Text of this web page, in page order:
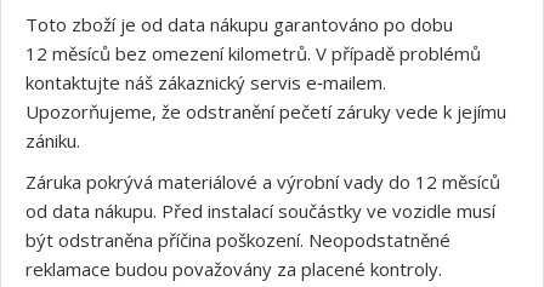
Toto zboží je od data nákupu garantováno po dobu
12 měsíců bez omezení kilometrů. V případě problémů
kontaktujte náš zákaznický servis e‑mailem.
Upozorňujeme, že odstranění pečetí záruky vede k jejímu
zániku.
Záruka pokrývá materiálové a výrobní vady do 12 měsíců
od data nákupu. Před instalací součástky ve vozidle musí
být odstraněna příčina poškození. Neopodstatněné
reklamace budou považovány za placené kontroly.